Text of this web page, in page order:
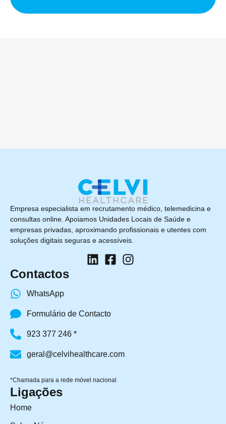
Empresa especialista em recrutamento médico, telemedicina e
consultas online. Apoiamos Unidades Locais de Saúde e
empresas privadas, aproximando profissionais e utentes com
soluções digitais seguras e acessíveis.
Contactos
WhatsApp
Formulário de Contacto
923 377 246 *
geral@celvihealthcare.com
*Chamada para a rede móvel nacional
Ligações
Home